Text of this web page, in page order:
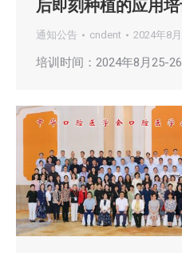
后即刻种植的应用
通知公告 cndent 2024年8
培训时间：2024年8月25-